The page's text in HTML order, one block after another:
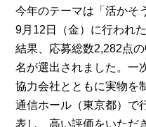
今年のテーマは「活かそ
9月12日（金）に行われ
結果、応募総数2,282点
名が選出されました。一
協力会社とともに実物を
通信ホール（東京都）で
表し、高い評価をいただ